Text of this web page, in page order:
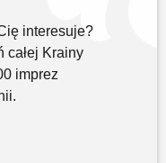
interesuje?
całej Krainy
imprez